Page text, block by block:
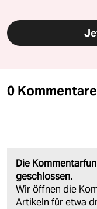
0 Kommentare
Die
geschlossen.
Wir öffnen die
Artikeln für etwa